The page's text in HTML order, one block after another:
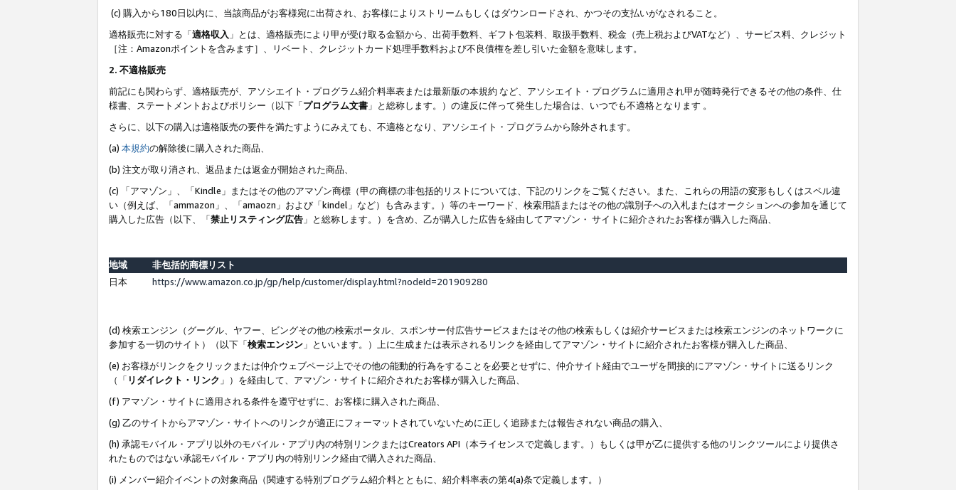
(c) 購入から180日以内に、当該商品がお客様宛に出荷され、お客様によりストリームもしくはダウンロードされ、かつその支払いがなされること。
適格販売に対する「適格収入 」とは、適格販売により甲が受け取る金額から、出荷手数料、ギフト包装料、取扱手数料、税金（売上税およびVATなど）、サービス料、クレジット
［注：Amazonポイントを含みます］、リベート、クレジットカード処理手数料および不良債権を差し引いた金額を意味します。
2. 不適格販売
前記にも関わらず、適格販売が、アソシエイト・プログラム紹介料率表または最新版の本規約 など、アソシエイト・プログラムに適用され甲が随時発行できるその他の条件、仕
様書、ステートメントおよびポリシー（以下「プログラム文書 」と総称します。）の違反に伴って発生した場合は、いつでも不適格となります 。
さらに、以下の購入は適格販売の要件を満たすようにみえても、不適格となり、アソシエイト・プログラムから除外されます。
(a) 本規約の解除後に購入された商品、
(b) 注文が取り消され、返品または返金が開始された商品、
(c) 「アマゾン」、「Kindle」またはその他のアマゾン商標（甲の商標の非包括的リストについては、下記のリンクをご覧ください。また、これらの用語の変形もしくはスペル違
い（例えば、「ammazon」、「amaozn」および「kindel」など）も含みます。）等のキーワード、検索用語またはその他の識別子への入札またはオークションへの参加を通じて
購入した広告（以下、「禁止リスティング広告 」と総称します。）を含め、乙が購入した広告を経由してアマゾン・ サイトに紹介されたお客様が購入した商品、
地域
非包括的商標リスト
日本
https://www.amazon.co.jp/gp/help/customer/display.html?nodeId=201909280
(d) 検索エンジン（グーグル、ヤフー、ビングその他の検索ポータル、スポンサー付広告サービスまたはその他の検索もしくは紹介サービスまたは検索エンジンのネットワークに
参加する一切のサイト）（以下「検索エンジン 」といいます。）上に生成または表示されるリンクを経由してアマゾン・サイトに紹介されたお客様が購入した商品、
(e) お客様がリンクをクリックまたは仲介ウェブページ上でその他の能動的行為をすることを必要とせずに、仲介サイト経由でユーザを間接的にアマゾン・サイトに送るリンク
（「 リダイレクト・リンク 」）を経由して、アマゾン・サイトに紹介されたお客様が購入した商品、
(f) アマゾン・サイトに適用される条件を遵守せずに、お客様に購入された商品、
(g) 乙のサイトからアマゾン・サイトへのリンクが適正にフォーマットされていないために正しく追跡または報告されない商品の購入、
(h) 承認モバイル・アプリ以外のモバイル・アプリ内の特別リンクまたはCreators API（本ライセンスで定義します。）もしくは甲が乙に提供する他のリンクツールにより提供さ
れたものではない承認モバイル・アプリ内の特別リンク経由で購入された商品、
(i) メンバー紹介イベントの対象商品（関連する特別プログラム紹介料とともに、紹介料率表の第4(a)条で定義します。）